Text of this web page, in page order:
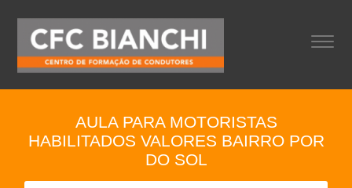
AULA PARA MOTORISTAS
HABILITADOS VALORES BAIRRO POR
DO SOL